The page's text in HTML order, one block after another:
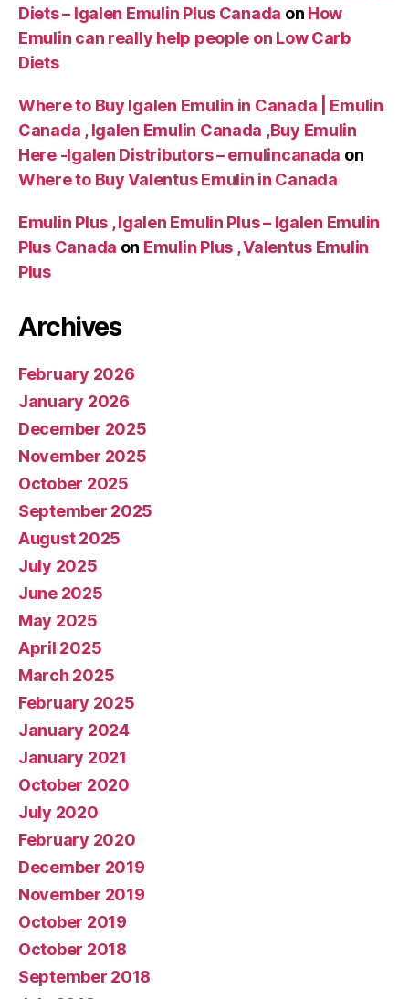
Diets – Igalen Emulin Plus Canada on How
Emulin can really help people on Low Carb
Diets
Where to Buy Igalen Emulin in Canada | Emulin
Canada , Igalen Emulin Canada ,Buy Emulin
Here -Igalen Distributors – emulincanada on
Where to Buy Valentus Emulin in Canada
Emulin Plus , Igalen Emulin Plus – Igalen Emulin
Plus Canada on Emulin Plus , Valentus Emulin
Plus
Archives
February 2026
January 2026
December 2025
November 2025
October 2025
September 2025
August 2025
July 2025
June 2025
May 2025
April 2025
March 2025
February 2025
January 2024
January 2021
October 2020
July 2020
February 2020
December 2019
November 2019
October 2019
October 2018
September 2018